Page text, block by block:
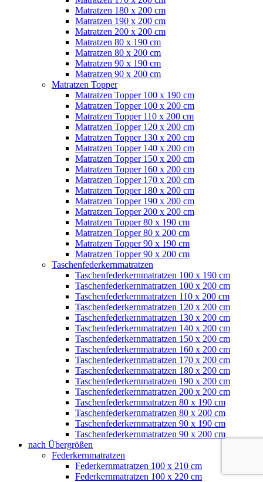
Matratzen 180 x 200 cm
Matratzen 190 x 200 cm
Matratzen 200 x 200 cm
Matratzen 80 x 190 cm
Matratzen 80 x 200 cm
Matratzen 90 x 190 cm
Matratzen 90 x 200 cm
Matratzen Topper
Matratzen Topper 100 x 190 cm
Matratzen Topper 100 x 200 cm
Matratzen Topper 110 x 200 cm
Matratzen Topper 120 x 200 cm
Matratzen Topper 130 x 200 cm
Matratzen Topper 140 x 200 cm
Matratzen Topper 150 x 200 cm
Matratzen Topper 160 x 200 cm
Matratzen Topper 170 x 200 cm
Matratzen Topper 180 x 200 cm
Matratzen Topper 190 x 200 cm
Matratzen Topper 200 x 200 cm
Matratzen Topper 80 x 190 cm
Matratzen Topper 80 x 200 cm
Matratzen Topper 90 x 190 cm
Matratzen Topper 90 x 200 cm
Taschenfederkernmatratzen
Taschenfederkernmatratzen 100 x 190 cm
Taschenfederkernmatratzen 100 x 200 cm
Taschenfederkernmatratzen 110 x 200 cm
Taschenfederkernmatratzen 120 x 200 cm
Taschenfederkernmatratzen 130 x 200 cm
Taschenfederkernmatratzen 140 x 200 cm
Taschenfederkernmatratzen 150 x 200 cm
Taschenfederkernmatratzen 160 x 200 cm
Taschenfederkernmatratzen 170 x 200 cm
Taschenfederkernmatratzen 180 x 200 cm
Taschenfederkernmatratzen 190 x 200 cm
Taschenfederkernmatratzen 200 x 200 cm
Taschenfederkernmatratzen 80 x 190 cm
Taschenfederkernmatratzen 80 x 200 cm
Taschenfederkernmatratzen 90 x 190 cm
Taschenfederkernmatratzen 90 x 200 cm
nach Übergrößen
Federkernmatratzen
Federkernmatratzen 100 x 210 cm
Federkernmatratzen 100 x 220 cm